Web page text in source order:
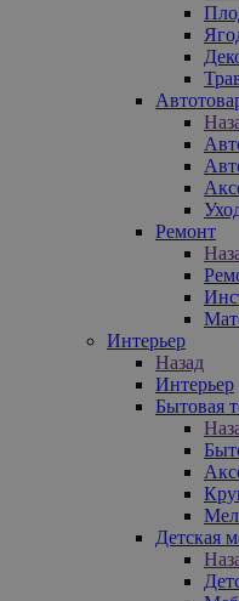
Ремонт
Интерьер
Назад
Интерьер
Бытовая
Детская